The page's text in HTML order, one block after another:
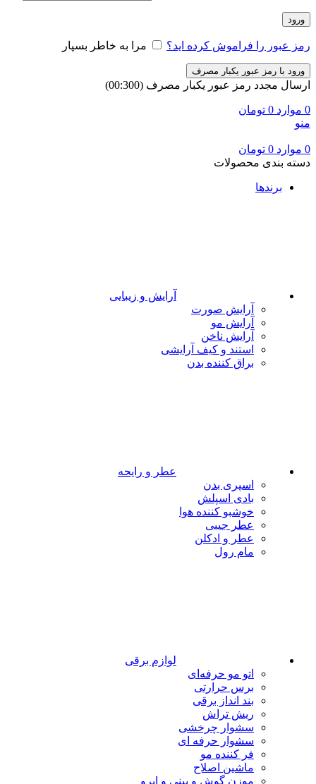
را فراموش کرده اید؟ مرا به خاطر بسپار
عبور یکبار مصرف
رمز عبور یکبار مصرف(00:
300
)
تومان
تومان
محصولات
آرایش و زیبایی
آرایش صورت
آرایش مو
آرایش ناخن
استند و کیف آرایشی
براق کننده بدن
عطر و رایحه
اسپری بدن
بادی اسپلش
خوشبو کننده هوا
عطر جیبی
عطر و ادکلن
مام رول
لوازم برقی
اتو مو حرفه‌ای
برس حرارتی
بند انداز برقی
ریش تراش
سشوار چرخشی
سشوار حرفه ای
فر کننده‌ مو
ماشین اصلاح
موزن گوش و بینی و ابرو